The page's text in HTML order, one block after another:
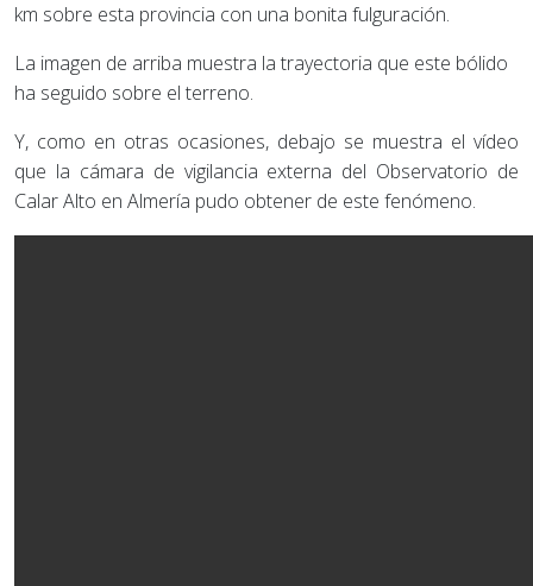
km sobre esta provincia con una bonita fulguración.
La imagen de arriba muestra la trayectoria que este bólido
ha seguido sobre el terreno.
Y, como en otras ocasiones, debajo se muestra el vídeo
que la cámara de vigilancia externa del Observatorio de
Calar Alto en Almería pudo obtener de este fenómeno.